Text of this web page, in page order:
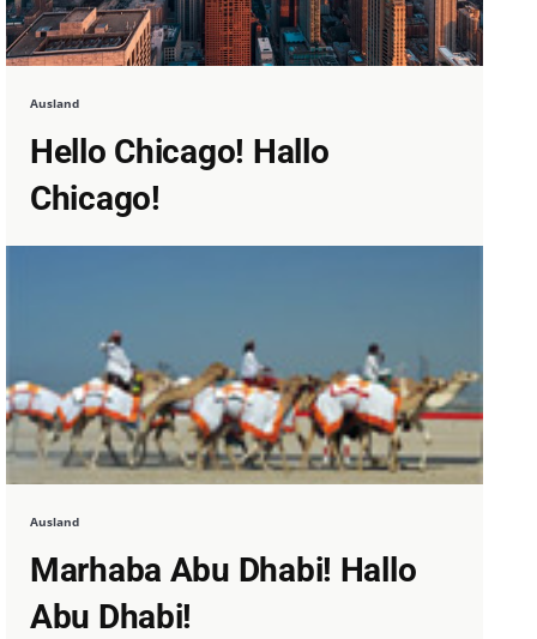
Ausland
Hello Chicago! Hallo
Chicago!
Ausland
Marhaba Abu Dhabi! Hallo
Abu Dhabi!